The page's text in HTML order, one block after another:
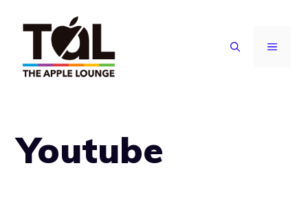
contenuto
MENU
Youtube